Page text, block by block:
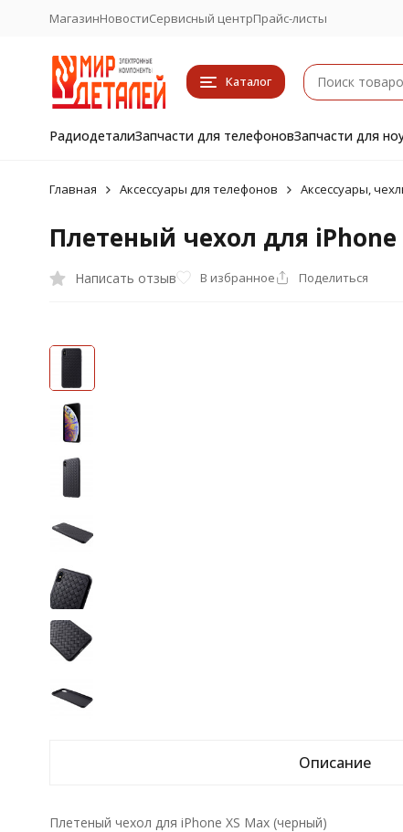
МагазинНовостиСервисный центрПрайс-листы
Каталог
РадиодеталиЗапчасти для телефоновЗапчасти для
Главная Аксессуары для телефонов Аксессуары,
Плетеный чехол для
Написать отзыв В избранное Поделиться
Описание
Плетеный чехол для iPhone XS Max (черный)